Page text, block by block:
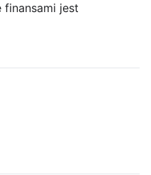
finansami jest